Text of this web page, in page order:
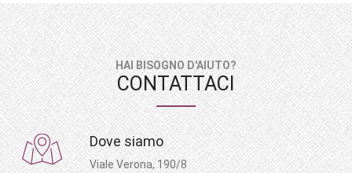
HAI BISOGNO D'AIUTO?
CONTATTACI
Dove siamo
Viale Verona, 190/8